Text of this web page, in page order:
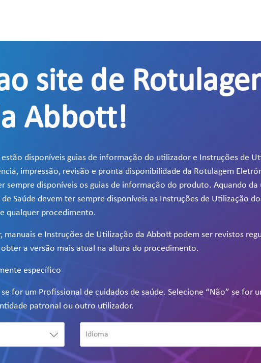
site de
Abbott!
disponíveis guias de informação do utilizador e Instruções de
impressão, revisão e pronta disponibilidade da Rotulagem
sempre disponíveis os guias de informação do produto. Aquando da
Saúde devem ter sempre disponíveis as Instruções de Utilização
qualquer procedimento.
e Instruções de Utilização da Abbott podem ser revistos
a versão mais atual na altura do procedimento.
específico
for um Profissional de cuidados de saúde. Selecione “Não” se for
patronal ou outro utilizador.